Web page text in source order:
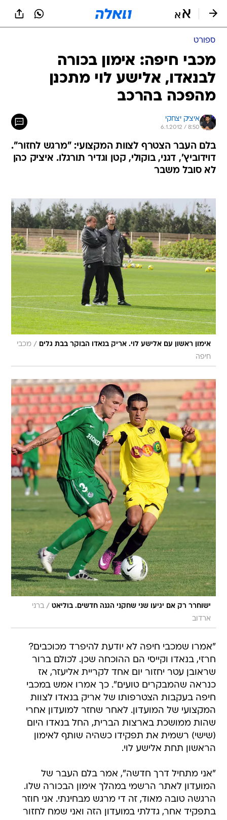
ספורט
מכבי חיפה: אימון בכורה
לבנאדו, אלישע לוי מתכנן
מהפכה בהרכב
איציק יצחקי
6.1.2012 / 8:50
בלם העבר הצטרף לצוות המקצועי: "מרגש לחזור".
דוידוביץ', דגני, בוקולי, קטן וגדיר תורגלו. איציק כהן
לא סובל משבר
אימון ראשון עם אלישע לוי. אריק בנאדו הבוקר בבת גלים / מכבי
חיפה
ישוחרר רק אם יגיעו שני שחקני הגנה חדשים. בוליאט / ברני
ארדוב
"אמרו שמכבי חיפה לא יודעת להיפרד מכוכבים?
חרזי, בנאדו וקייסי הם ההוכחה שכן. לכולם ברור
שראובן עטר יחזור יום אחד לקריית אליעזר, אז
כנראה שהמבקרים טועים". כך אמרו אמש במכבי
חיפה בעקבות הצטרפותו של אריק בנאדו לצוות
המקצועי של המועדון. לאחר שחזר למועדון אחרי
שהות ממושכת בארצות הברית, החל בנאדו היום
(שישי) רשמית את תפקידו כשהיה שותף לאימון
הראשון תחת אלישע לוי.
"אני מתחיל דרך חדשה", אמר בלם העבר של
המועדון לאתר הרשמי במהלך אימון הבכורה שלו.
הרגשה טובה מאוד, זה די מרגש מבחינתי. אני חוזר
בתפקיד אחר, גדלתי במועדון הזה ואני שמח לחזור